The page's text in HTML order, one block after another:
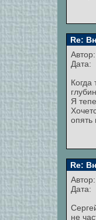
Re:
Автор:
Дата:
Я
опять
Re:
Автор:
Дата:
не